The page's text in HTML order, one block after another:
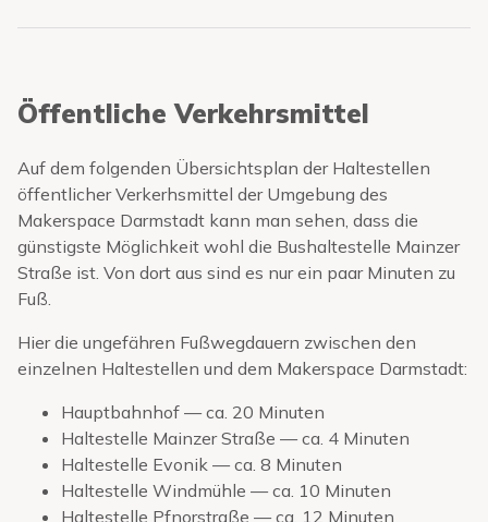
Öffentliche Verkehrsmittel
Auf dem folgenden Übersichtsplan der Haltestellen
öffentlicher Verkerhsmittel der Umgebung des
Makerspace Darmstadt kann man sehen, dass die
günstigste Möglichkeit wohl die Bushaltestelle Mainzer
Straße ist. Von dort aus sind es nur ein paar Minuten zu
Fuß.
Hier die ungefähren Fußwegdauern zwischen den
einzelnen Haltestellen und dem Makerspace Darmstadt:
Hauptbahnhof — ca. 20 Minuten
Haltestelle Mainzer Straße — ca. 4 Minuten
Haltestelle Evonik — ca. 8 Minuten
Haltestelle Windmühle — ca. 10 Minuten
Haltestelle Pfnorstraße — ca. 12 Minuten